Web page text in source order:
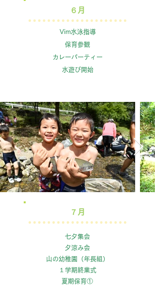
​６月
Vim水泳指導
保育参観
カレーパーティー
​水遊び開始
​７月
七夕集会
夕涼み会
山の幼稚園（年長組）
１学期終業式
​夏期保育①